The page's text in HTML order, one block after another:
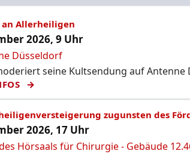
an Allerheiligen
2026, 9 Uhr
Düsseldorf
seine Kultsendung auf Antenne
zugunsten des
2026, 17 Uhr
Hörsaals für Chirurgie - Gebäude